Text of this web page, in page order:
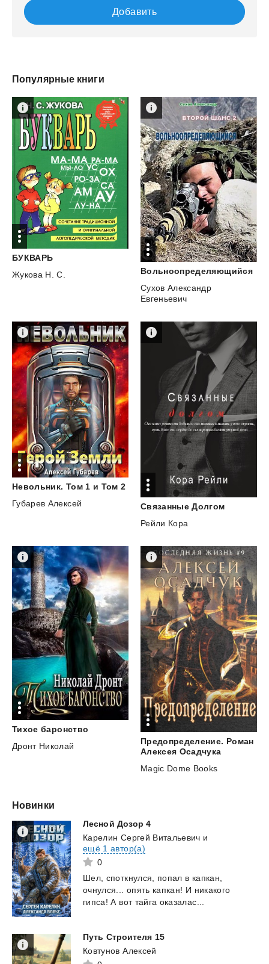
Добавить
Популярные книги
БУКВАРЬ
Жукова Н. С.
Вольноопределяющийся
Сухов Александр
Евгеньевич
Невольник. Том 1 и Том 2
Губарев Алексей
Связанные Долгом
Рейли Кора
Тихое баронство
Дронт Николай
Предопределение. Роман
Алексея Осадчука
Magic Dome Books
Новинки
Лесной Дозор 4
Карелин Сергей Витальевич и
ещё 1 автор(а)
0
Шел, споткнулся, попал в капкан,
очнулся... опять капкан! И никакого
гипса! А вот тайга оказалас...
Путь Строителя 15
Ковтунов Алексей